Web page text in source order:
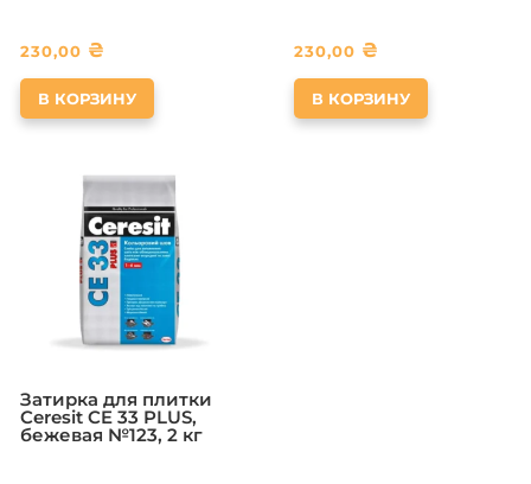
230,00 ₴
В КОРЗИНУ
230,00 ₴
В КОРЗИНУ
Затирка для плитки
Ceresit CE 33 PLUS,
бежевая №123, 2 кг